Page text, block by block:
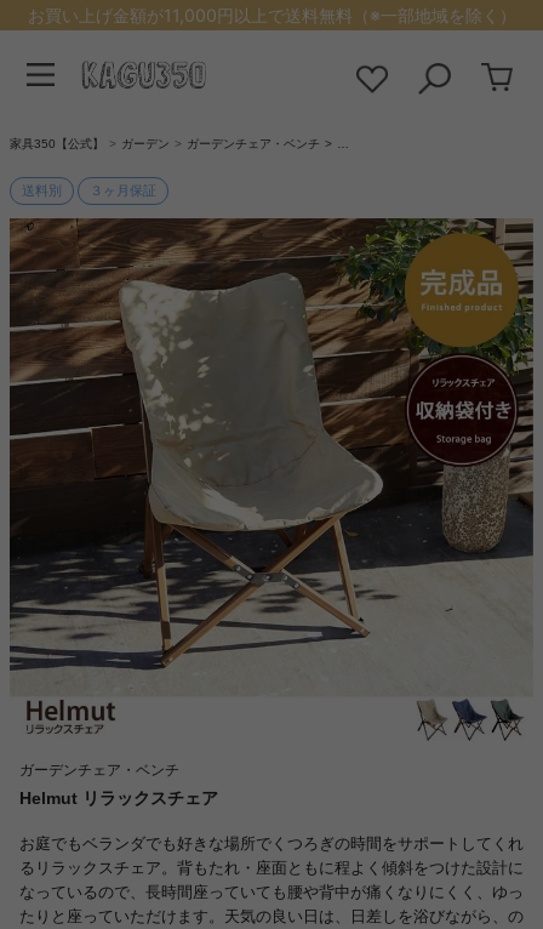
お買い上げ金額が11,000円以上で送料無料（※一部地域を除く）
家具350【公式】 ガーデン ガーデンチェア・ベンチ
送料別 ３ヶ月保証
ガーデンチェア・ベンチ
Helmut リラックスチェア
お庭でもベランダでも好きな場所でくつろぎの時間をサポートしてくれ
るリラックスチェア。背もたれ・座面ともに程よく傾斜をつけた設計に
なっているので、長時間座っていても腰や背中が痛くなりにくく、ゆっ
たりと座っていただけます。天気の良い日は、日差しを浴びながら、の